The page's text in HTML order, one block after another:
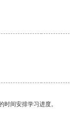
间安排学习进度。